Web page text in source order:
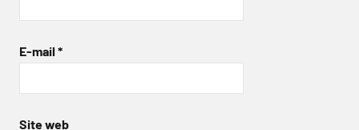
E-mail *
Site web